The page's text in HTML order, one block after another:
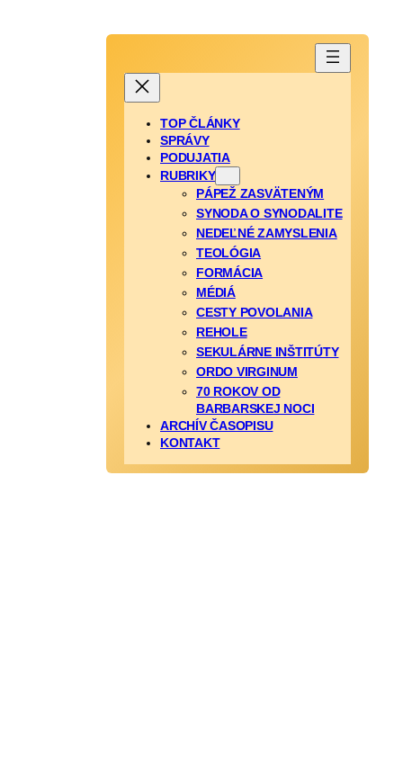
TOP ČLÁNKY
SPRÁVY
PODUJATIA
RUBRIKY
PÁPEŽ ZASVÄTENÝM
SYNODA O SYNODALITE
NEDEĽNÉ ZAMYSLENIA
TEOLÓGIA
FORMÁCIA
MÉDIÁ
CESTY POVOLANIA
REHOLE
SEKULÁRNE INŠTITÚTY
ORDO VIRGINUM
70 ROKOV OD
BARBARSKEJ NOCI
ARCHÍV ČASOPISU
KONTAKT